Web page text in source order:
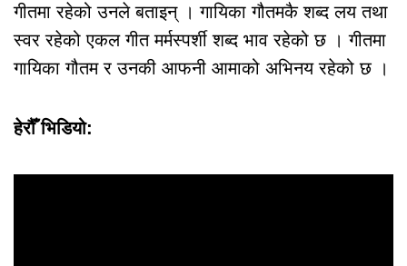
गीतमा रहेको उनले बताइन् । गायिका गौतमकै शब्द लय तथा
स्वर रहेको एकल गीत मर्मस्पर्शी शब्द भाव रहेको छ । गीतमा
गायिका गौतम र उनकी आफनी आमाको अभिनय रहेको छ ।
हेरौँ भिडियो: